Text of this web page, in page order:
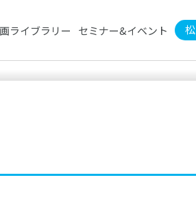
ライブラリー セミナー&イベント
画ライブラリー